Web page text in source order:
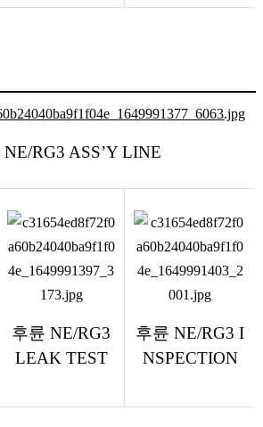
NE/RG3 ASS’Y LINE
후륜 NE/RG3
LEAK TEST
후륜 NE/RG3 I
NSPECTION